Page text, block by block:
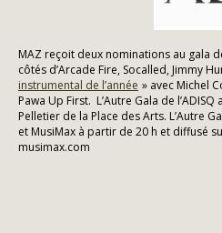
MAZ reçoit deux nominations au gala
côtés d’Arcade Fire, Socalled, Jimmy
instrumental de l’année » avec Michel
Pawa Up First. L’Autre Gala de
Pelletier de la Place des Arts. L’Autre
et MusiMax à partir de 20 h et diffusé
musimax.com